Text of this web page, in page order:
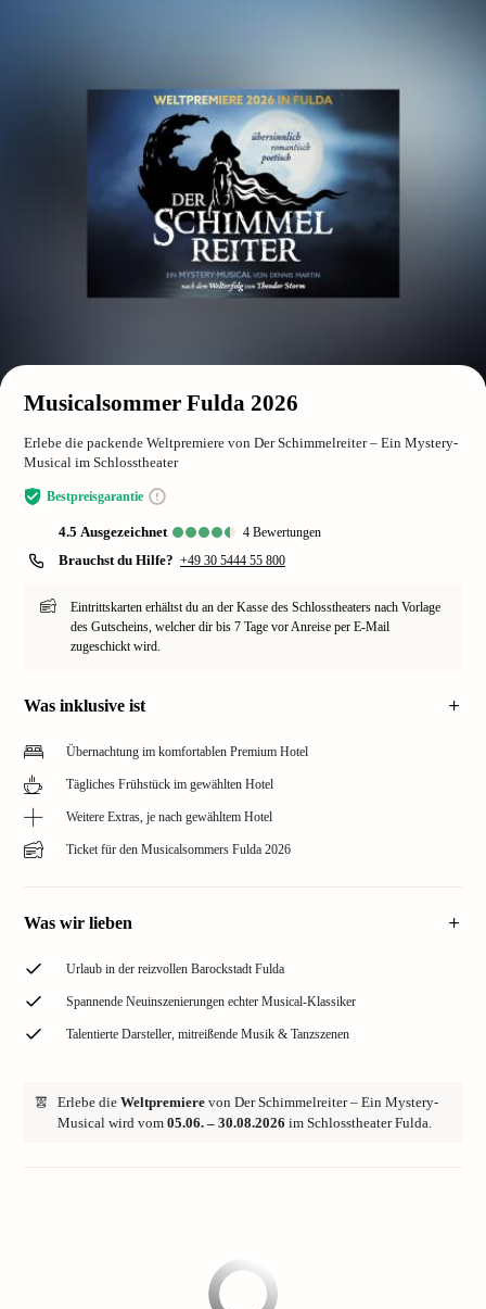
Musicalsommer Fulda 2026
Erlebe die packende Weltpremiere von Der Schimmelreiter – Ein Mystery-
Musical im Schlosstheater
Bestpreisgarantie
4.5 ausgezeichnet 4 Bewertungen
Brauchst du Hilfe? +49 30 5444 55 800
Eintrittskarten erhältst du an der Kasse des Schlosstheaters nach Vorlage
des Gutscheins, welcher dir bis 7 Tage vor Anreise per E-Mail
zugeschickt wird.
Was inklusive ist
Übernachtung im komfortablen Premium Hotel
Tägliches Frühstück im gewählten Hotel
Weitere Extras, je nach gewähltem Hotel
Ticket für den Musicalsommers Fulda 2026
Was wir lieben
Urlaub in der reizvollen Barockstadt Fulda
Spannende Neuinszenierungen echter Musical-Klassiker
Talentierte Darsteller, mitreißende Musik & Tanzszenen
Erlebe die Weltpremiere von Der Schimmelreiter – Ein Mystery-
Musical wird vom 05.06. – 30.08.2026 im Schlosstheater Fulda.